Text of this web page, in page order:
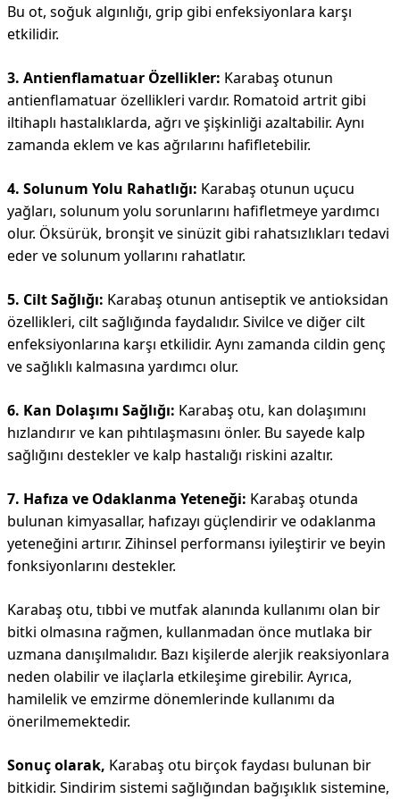
Bu ot, soğuk algınlığı, grip gibi enfeksiyonlara karşı
etkilidir.
3. Antienflamatuar Özellikler: Karabaş otunun
antienflamatuar özellikleri vardır. Romatoid artrit gibi
iltihaplı hastalıklarda, ağrı ve şişkinliği azaltabilir. Aynı
zamanda eklem ve kas ağrılarını hafifletebilir.
4. Solunum Yolu Rahatlığı: Karabaş otunun uçucu
yağları, solunum yolu sorunlarını hafifletmeye yardımcı
olur. Öksürük, bronşit ve sinüzit gibi rahatsızlıkları tedavi
eder ve solunum yollarını rahatlatır.
5. Cilt Sağlığı: Karabaş otunun antiseptik ve antioksidan
özellikleri, cilt sağlığında faydalıdır. Sivilce ve diğer cilt
enfeksiyonlarına karşı etkilidir. Aynı zamanda cildin genç
ve sağlıklı kalmasına yardımcı olur.
6. Kan Dolaşımı Sağlığı: Karabaş otu, kan dolaşımını
hızlandırır ve kan pıhtılaşmasını önler. Bu sayede kalp
sağlığını destekler ve kalp hastalığı riskini azaltır.
7. Hafıza ve Odaklanma Yeteneği: Karabaş otunda
bulunan kimyasallar, hafızayı güçlendirir ve odaklanma
yeteneğini artırır. Zihinsel performansı iyileştirir ve beyin
fonksiyonlarını destekler.
Karabaş otu, tıbbi ve mutfak alanında kullanımı olan bir
bitki olmasına rağmen, kullanmadan önce mutlaka bir
uzmana danışılmalıdır. Bazı kişilerde alerjik reaksiyonlara
neden olabilir ve ilaçlarla etkileşime girebilir. Ayrıca,
hamilelik ve emzirme dönemlerinde kullanımı da
önerilmemektedir.
Sonuç olarak, Karabaş otu birçok faydası bulunan bir
bitkidir. Sindirim sistemi sağlığından bağışıklık sistemine,